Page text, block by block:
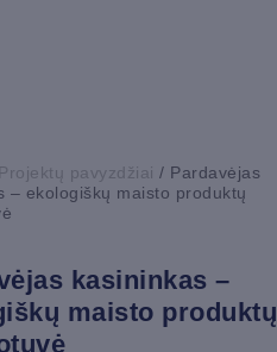
Projektų pavyzdžiai / Pardavėjas
– ekologiškų maisto produktų
kasininkas –
maisto produktų